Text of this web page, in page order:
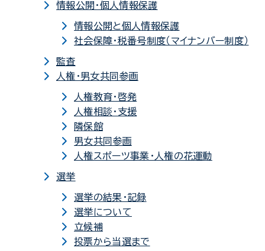
情報公開・個人情報保護
情報公開と個人情報保護
社会保障・税番号制度（マイナンバー制度）
監査
人権・男女共同参画
人権教育・啓発
人権相談・支援
隣保館
男女共同参画
人権スポーツ事業・人権の花運動
選挙
選挙の結果・記録
選挙について
立候補
投票から当選まで